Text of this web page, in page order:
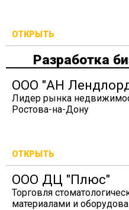
ОТКРЫТЬ
Разработка
ООО "АН
Лидер рынка
Ростова-на-Дону
ОТКРЫТЬ
ООО ДЦ "Плюс"
Торговля
материалами и